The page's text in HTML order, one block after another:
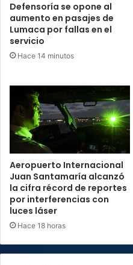
Defensoría se opone al
aumento en pasajes de
Lumaca por fallas en el
servicio
Hace 14 minutos
Aeropuerto Internacional
Juan Santamaría alcanzó
la cifra récord de reportes
por interferencias con
luces láser
Hace 18 horas